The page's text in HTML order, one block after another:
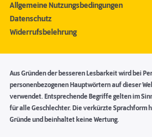
Allgemeine Nutzungsbedingungen
Datenschutz
Widerrufsbelehrung
Aus Gründen der besseren Lesbarkeit wird bei
personenbezogenen Hauptwörtern auf dieser
verwendet. Entsprechende Begriffe gelten im
für alle Geschlechter. Die verkürzte Sprachform
Gründe und beinhaltet keine Wertung.